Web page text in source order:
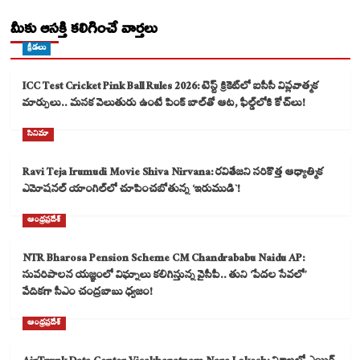
మీకు ఆసక్తి కలిగించే వార్తలు
క్రీడలు
ICC Test Cricket Pink Ball Rules 2026: టెస్ట్ క్రికెట్‌లో ఐసీసీ విప్లవాత్మక
మార్పులు.. మసక వెలుతురు ఉంటే పింక్ బాల్‌తో ఆట, ఫీల్డ్‌లోకి కోచ్‌లు!
సినిమా
Ravi Teja Irumudi Movie Shiva Nirvana: రవితేజని సరికొత్త ఆధ్యాత్మిక
ఎమోషనల్ యాంగిల్‌లో చూపించబోతున్న ‘ఇరుముడి`!
ఆంధ్రప్రదేశ్
NTR Bharosa Pension Scheme CM Chandrababu Naidu AP:
సుపరిపాలన యజ్ఞంలో విఘ్నాలు కలిగిస్తున్న వైసీపీ.. తుని ‘పేదల సేవలో’
వేదికగా సీఎం చంద్రబాబు ధ్వజం!
ఆంధ్రప్రదేశ్